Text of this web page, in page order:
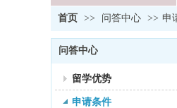
首页 >> 问答中心 >> 申
问答中心
留学优势
申请条件